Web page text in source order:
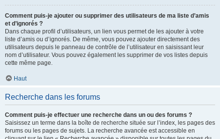
Comment puis-je ajouter ou supprimer des utilisateurs de ma liste d’amis
et d’ignorés ?
Dans chaque profil d’utilisateurs, un lien vous permet de les ajouter à votre
liste d’amis ou d’ignorés. De même, vous pouvez ajouter directement des
utilisateurs depuis le panneau de contrôle de l’utilisateur en saisissant leur
nom d’utilisateur. Vous pouvez également les supprimer de vos listes depuis
cette même page.
Haut
Recherche dans les forums
Comment puis-je effectuer une recherche dans un ou des forums ?
Saisissez un terme dans la boîte de recherche située sur l’index, les pages des
forums ou les pages de sujets. La recherche avancée est accessible en